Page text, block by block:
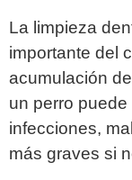
La limpieza
importante del
acumulación
un perro
infecciones,
más graves si